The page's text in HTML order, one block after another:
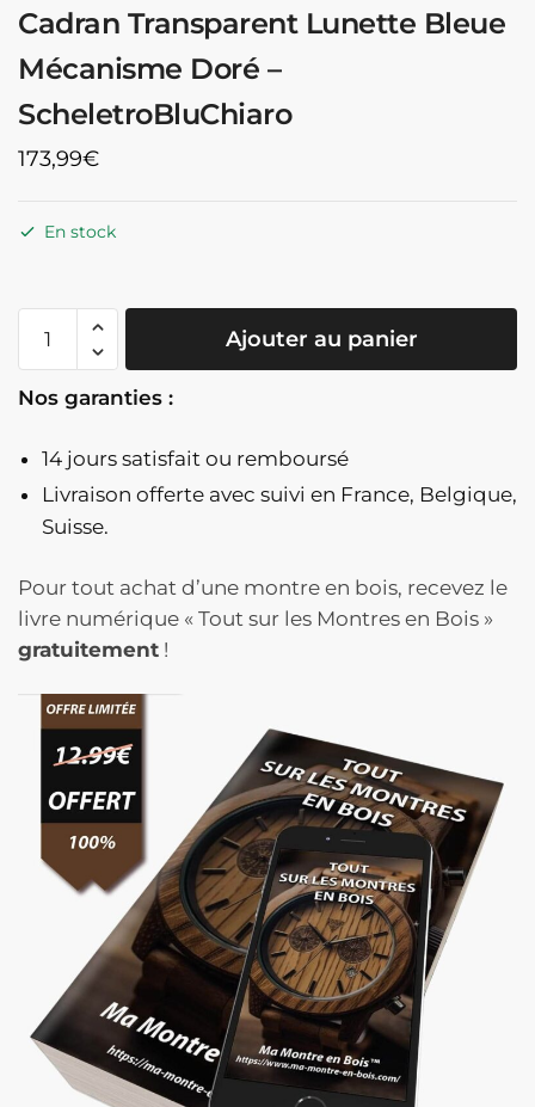
Cadran Transparent Lunette Bleue
Mécanisme Doré –
ScheletroBluChiaro
173,99€
En stock
En
Squelette
Clair
Cadran
Lunette
Bleue
Mécanisme
Doré
Ajouter au panier
Nos garanties :
14 jours satisfait ou remboursé
Livraison offerte avec suivi en France, Belgique,
Suisse.
Pour tout achat d’une montre en bois, recevez le
livre numérique « Tout sur les Montres en Bois »
gratuitement !